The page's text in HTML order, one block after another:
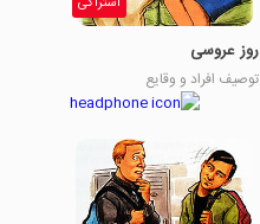
روز عروسی
توصیف افراد و وقایع